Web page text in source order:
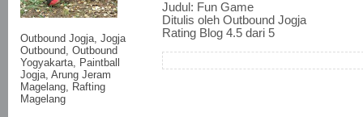
Outbound Jogja, Jogja
Outbound, Outbound
Yogyakarta, Paintball
Jogja, Arung Jeram
Magelang, Rafting
Magelang
Judul: Fun Game
Ditulis oleh Outbound Jogja
Rating Blog 4.5 dari 5